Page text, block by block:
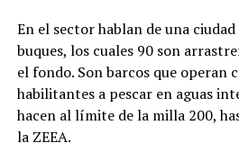
En el sector hablan de una
buques, los cuales 90 son
el fondo. Son barcos que operan
habilitantes a pescar en aguas
hacen al límite de la milla 200,
la ZEEA.